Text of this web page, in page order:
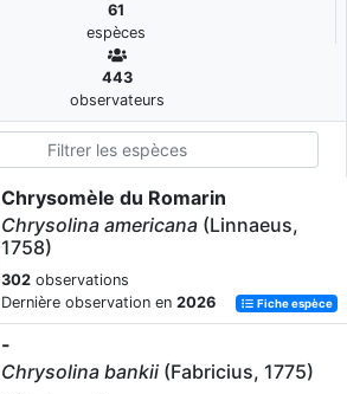
61
espèces
443
observateurs
Chrysomèle du Romarin
Chrysolina americana (Linnaeus,
1758)
302 observations
Dernière observation en 2026 Fiche espèce
-
Chrysolina bankii (Fabricius, 1775)